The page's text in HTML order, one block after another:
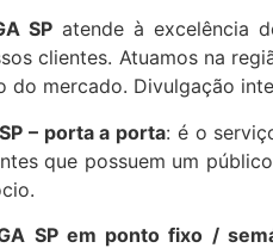
SPatende à excelência
clientes. Atuamos na
mercado. Divulgação
– porta a porta: é o
que possuem um
SP em ponto fixo /